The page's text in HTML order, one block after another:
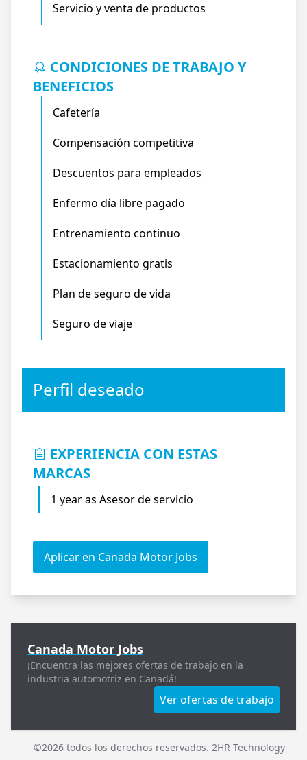
Servicio y venta de productos
CONDICIONES DE TRABAJO Y
BENEFICIOS
Cafetería
Compensación competitiva
Descuentos para empleados
Enfermo día libre pagado
Entrenamiento continuo
Estacionamiento gratis
Plan de seguro de vida
Seguro de viaje
Perfil deseado
EXPERIENCIA CON ESTAS
MARCAS
1 year as Asesor de servicio
Aplicar en Canada Motor Jobs
Canada Motor Jobs
¡Encuentra las mejores ofertas de trabajo en la
industria automotriz en Canadá!
Ver ofertas de trabajo
©2026 todos los derechos reservados. 2HR Technology